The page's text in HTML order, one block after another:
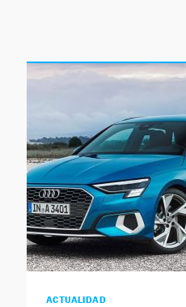
ACTUALIDAD